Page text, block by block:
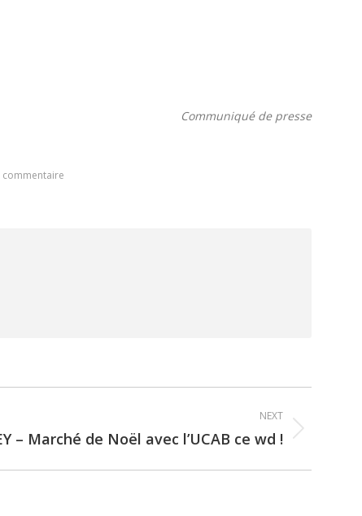
Communiqué de presse
commentaire
NEXT
– Marché de Noël avec l’UCAB ce wd !